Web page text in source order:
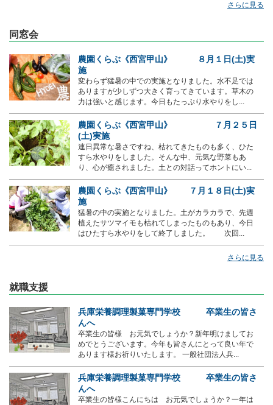
さらに見る
同窓会
農園くらぶ《西宮甲山》 ８月１日(土)実
施
変わらず猛暑の中での実施となりました。水不足では
ありますが少しずつ大きく育ってきています。草木の
力は強いと感じます。今日もたっぷり水やりをし...
農園くらぶ《西宮甲山》 ７月２５日
(土)実施
連日異常な暑さですね、枯れてきたものも多く、ひた
すら水やりをしました。そんな中、元気な野菜もあ
り、心が癒されました。土との対話ってホントにい...
農園くらぶ《西宮甲山》 ７月１８日(土)実
施
猛暑の中の実施となりました。土がカラカラで、先週
植えたサツマイモも枯れてしまったものもあり、今日
はひたすら水やりをして終了しました。 次回...
さらに見る
就職支援
兵庫栄養調理製菓専門学校 卒業生の皆さ
んへ
卒業生の皆様 お元気でしょうか？新年明けましてお
めでとうございます。今年も皆さんにとって良い年で
あります様お祈りいたします。 一般社団法人兵...
兵庫栄養調理製菓専門学校 卒業生の皆さ
んへ
卒業生の皆様こんにちは お元気でしょうか？一年は